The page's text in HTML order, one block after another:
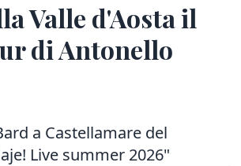
Valle d'Aosta il
di Antonello
a Castellamare del
Live summer 2026"